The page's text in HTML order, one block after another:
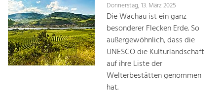
Soziales, Bildung &
Identität
Gleichberechtigung, Jugend und
Integration
Mobilität & Energie
Klimawandel, öffentlicher Verkehr und
Donnerstag, 13. März 2025
Die Wachau ist ein ganz
besonderer Flecken Erde. So
außergewöhnlich, dass die
UNESCO die Kulturlandschaft
auf ihre Liste der
Welterbestätten genommen
hat.